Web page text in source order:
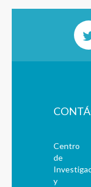
Centro
de
y